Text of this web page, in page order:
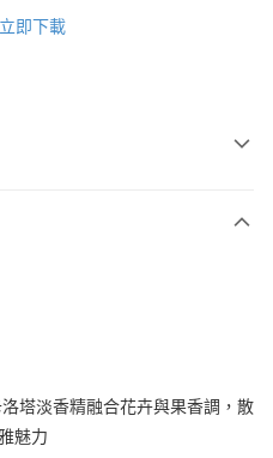
立即下載
台北富邦商業銀行
兆豐國際商業銀行
塔淡香精融合花卉與果香調，散
魅力